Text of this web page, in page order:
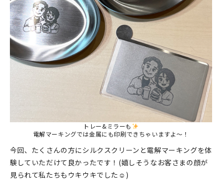
トレー&ミラーも
電解マーキングでは金属にも印刷できちゃいますよ～！
今回、たくさんの方にシルクスクリーンと電解マーキングを体
験していただけて良かったです！(嬉しそうなお客さまの顔が
見られて私たちもウキウキでした☺)